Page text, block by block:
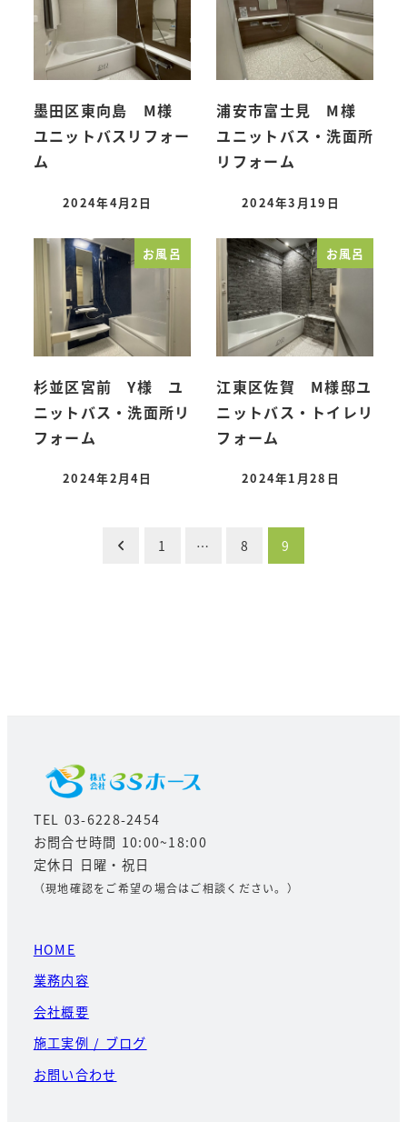
墨田区東向島 M様
ユニットバスリフォー
ム
投稿日
2024年4月2日
浦安市富士見 M様
ユニットバス・洗面所
リフォーム
投稿日
2024年3月19日
お風呂
杉並区宮前 Y様 ユ
ニットバス・洗面所リ
フォーム
投稿日
2024年2月4日
お風呂
江東区佐賀 M様邸ユ
ニットバス・トイレリ
フォーム
投稿日
2024年1月28日
送
り
1 … 8 9
TEL 03-6228-2454
お問合せ時間 10:00~18:00
定休日 日曜・祝日
（現地確認をご希望の場合はご相談ください。）
HOME
業務内容
会社概要
施工実例 / ブログ
お問い合わせ